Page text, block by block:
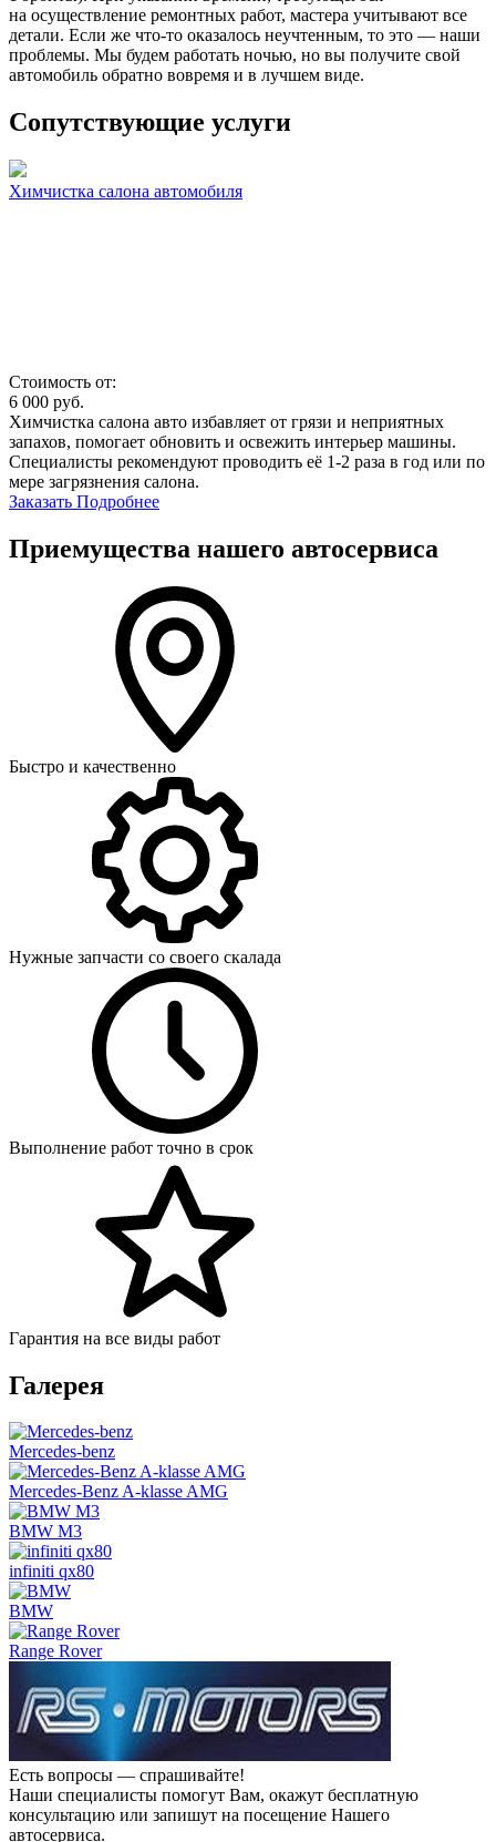
на осуществление ремонтных работ, мастера учитывают все
детали. Если же что-то оказалось неучтенным, то это — наши
проблемы. Мы будем работать ночью, но вы получите свой
автомобиль обратно вовремя и в лучшем виде.
Сопутствующие услуги
Химчистка салона автомобиля
Стоимость от:
6 000 руб.
Химчистка салона авто избавляет от грязи и неприятных
запахов, помогает обновить и освежить интерьер машины.
Специалисты рекомендуют проводить её 1-2 раза в год или по
мере загрязнения салона.
Заказать Подробнее
Приемущества нашего автосервиса
Быстро и качественно
Нужные запчасти со своего скалада
Выполнение работ точно в срок
Гарантия на все виды работ
Галерея
Mercedes-benz
Mercedes-Benz A-klasse AMG
BMW M3
infiniti qx80
BMW
Range Rover
Есть вопросы — спрашивайте!
Наши специалисты помогут Вам, окажут бесплатную
консультацию или запишут на посещение Нашего
автосервиса.